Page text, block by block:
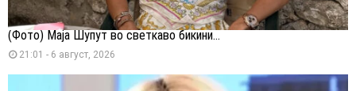
(Фото) Маја Шупут во светкаво бикини...
21:01 - 6 август, 2026